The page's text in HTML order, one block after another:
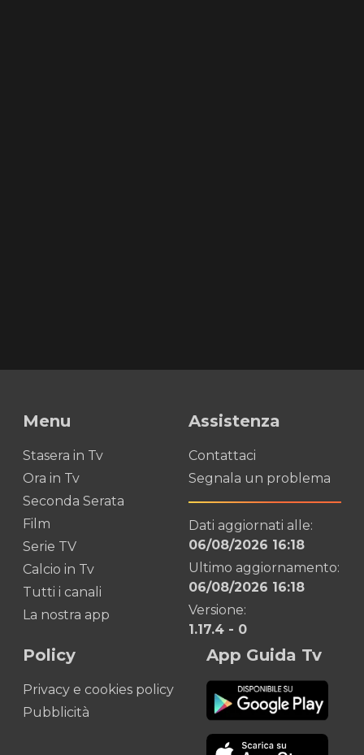
Menu
Stasera in Tv
Ora in Tv
Seconda Serata
Film
Serie TV
Calcio in Tv
Tutti i canali
La nostra app
Assistenza
Contattaci
Segnala un problema
Dati aggiornati alle:
06/08/2026 16:18
Ultimo aggiornamento:
06/08/2026 16:18
Versione:
1.17.4 - 0
Policy
Privacy e cookies policy
Pubblicità
App Guida Tv